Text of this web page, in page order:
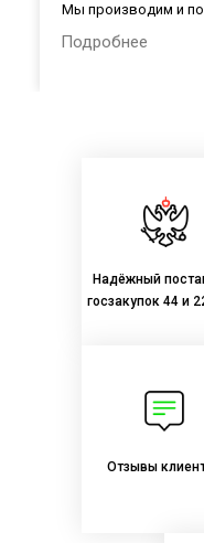
Мы производим и
лабораторной
Подробнее
Надёжный
госзакупок 44 и
Отзывы